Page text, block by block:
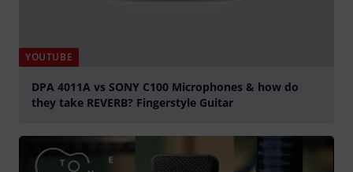
YOUTUBE
DPA 4011A vs SONY C100 Microphones & how do
they take REVERB? Fingerstyle Guitar